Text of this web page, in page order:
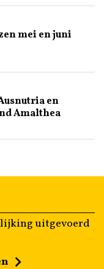
mei en juni
en
Amalthea
uitgevoerd